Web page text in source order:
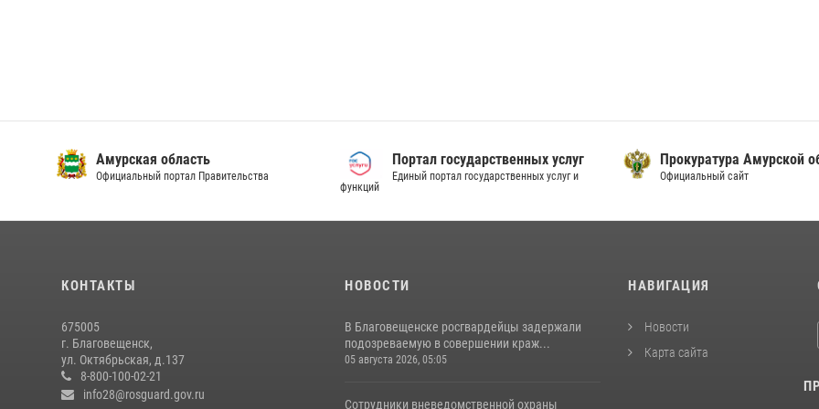
Амурская область
Официальный портал Правительства
Портал государственных услуг
Единый портал государственных услуг и
функций
Прокуратура Амурской
Официальный сайт
КОНТАКТЫ
675005
г. Благовещенск,
ул. Октябрьская, д.137
8-800-100-02-21
info28@rosguard.gov.ru
НОВОСТИ
В Благовещенске росгвардейцы задержали
подозреваемую в совершении краж...
05 августа 2026, 05:05
Сотрудники вневедомственной охраны
НАВИГАЦИЯ
Новости
Карта сайта